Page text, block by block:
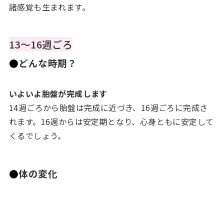
諸感覚も生まれます。
13～16週ごろ
●どんな時期？
いよいよ胎盤が完成します
14週ごろから胎盤は完成に近づき、16週ごろに完成さ
れます。16週からは安定期となり、心身ともに安定して
くるでしょう。
●体の変化